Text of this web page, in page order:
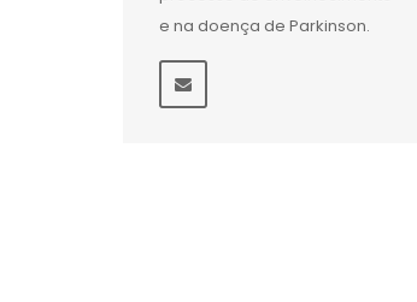
e na doença de Parkinson.